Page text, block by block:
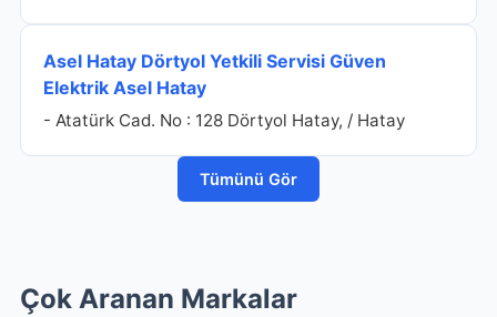
Asel Hatay Dörtyol Yetkili Servisi Güven
Elektrik Asel Hatay
- Atatürk Cad. No : 128 Dörtyol Hatay, / Hatay
Tümünü Gör
Çok Aranan Markalar